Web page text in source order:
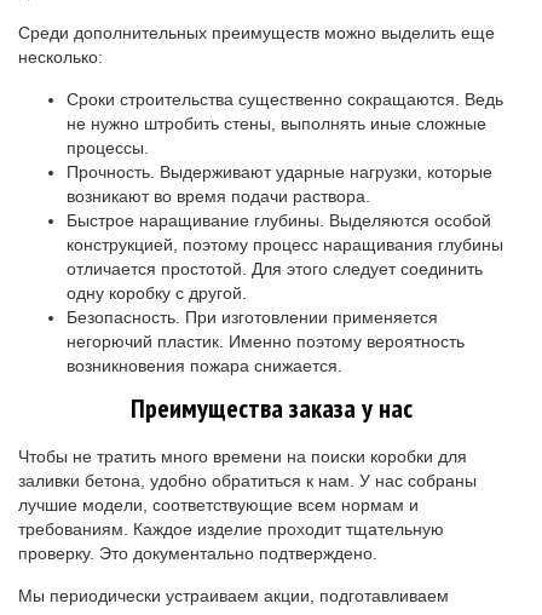
Среди дополнительных преимуществ можно выделить еще
несколько:
Сроки строительства существенно сокращаются. Ведь
не нужно штробить стены, выполнять иные сложные
процессы.
Прочность. Выдерживают ударные нагрузки, которые
возникают во время подачи раствора.
Быстрое наращивание глубины. Выделяются особой
конструкцией, поэтому процесс наращивания глубины
отличается простотой. Для этого следует соединить
одну коробку с другой.
Безопасность. При изготовлении применяется
негорючий пластик. Именно поэтому вероятность
возникновения пожара снижается.
Преимущества заказа у нас
Чтобы не тратить много времени на поиски коробки для
заливки бетона, удобно обратиться к нам. У нас собраны
лучшие модели, соответствующие всем нормам и
требованиям. Каждое изделие проходит тщательную
проверку. Это документально подтверждено.
Мы периодически устраиваем акции, подготавливаем